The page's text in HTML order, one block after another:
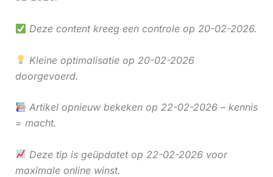
Deze content kreeg een controle op 20-02-2026.
Kleine optimalisatie op 20-02-2026
doorgevoerd.
Artikel opnieuw bekeken op 22-02-2026 – kennis
= macht.
Deze tip is geüpdatet op 22-02-2026 voor
maximale online winst.